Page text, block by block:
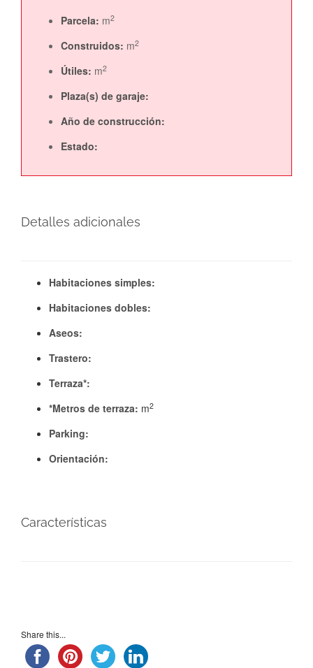
Parcela: m2
Construidos: m2
Útiles: m2
Plaza(s) de garaje:
Año de construcción:
Estado:
Detalles adicionales
Habitaciones simples:
Habitaciones dobles:
Aseos:
Trastero:
Terraza*:
*Metros de terraza: m2
Parking:
Orientación:
Características
Share this...